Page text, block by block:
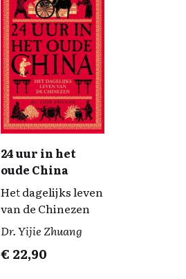
24 uur in het
oude China
Het dagelijks leven
van de Chinezen
Dr. Yijie Zhuang
€ 22,90